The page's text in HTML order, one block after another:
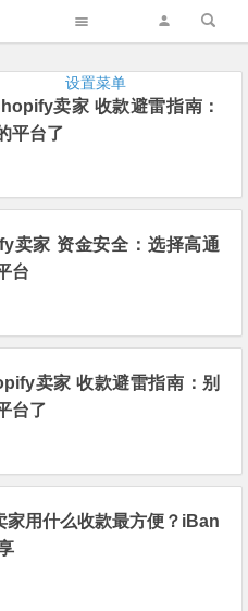
设置菜单
卖家 收款避雷指南：
平台了
卖家 资金安全：选择高通
台
卖家 收款避雷指南：别
台了
用什么收款最方便？iBan